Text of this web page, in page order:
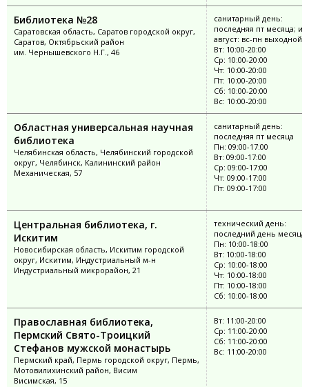
Библиотека №28
Саратовская область, Саратов городской округ,
Саратов, Октябрьский район
им. Чернышевского Н.Г., 46
санитарный день:
последняя пт месяца;
август: вс-пн выходной
Вт: 10:00-20:00
Ср: 10:00-20:00
Чт: 10:00-20:00
Пт: 10:00-20:00
Сб: 10:00-20:00
Вс: 10:00-20:00
Областная универсальная научная
библиотека
Челябинская область, Челябинский городской
округ, Челябинск, Калининский район
Механическая, 57
санитарный день:
последняя пт месяца
Пн: 09:00-17:00
Вт: 09:00-17:00
Ср: 09:00-17:00
Чт: 09:00-17:00
Пт: 09:00-17:00
Центральная библиотека, г.
Искитим
Новосибирская область, Искитим городской
округ, Искитим, Индустриальный м-н
Индустриальный микрорайон, 21
технический день:
последний день месяца
Пн: 10:00-18:00
Вт: 10:00-18:00
Ср: 10:00-18:00
Чт: 10:00-18:00
Пт: 10:00-18:00
Сб: 10:00-18:00
Православная библиотека,
Пермский Свято-Троицкий
Стефанов мужской монастырь
Пермский край, Пермь городской округ, Пермь,
Мотовилихинский район, Висим
Висимская, 15
Вт: 11:00-20:00
Ср: 11:00-20:00
Сб: 11:00-20:00
Вс: 11:00-20:00